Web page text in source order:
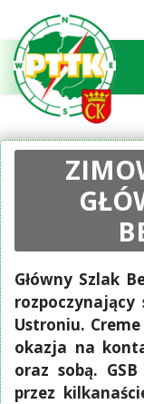
Główny Szlak
Ustroniu.
okazja na
oraz sobą.
przez